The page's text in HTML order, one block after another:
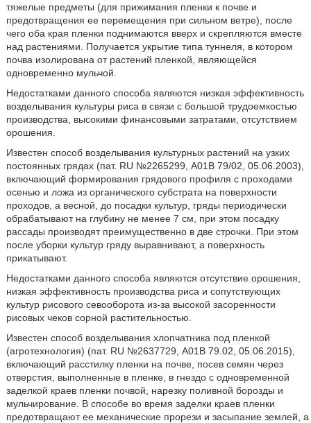
тяжелые предметы (для прижимания пленки к почве и
предотвращения ее перемещения при сильном ветре), после
чего оба края пленки поднимаются вверх и скрепляются вместе
над растениями. Получается укрытие типа туннеля, в котором
почва изолирована от растений пленкой, являющейся
одновременно мульчой.
Недостатками данного способа являются низкая эффективность
возделывания культуры риса в связи с большой трудоемкостью
производства, высокими финансовыми затратами, отсутствием
орошения.
Известен способ возделывания культурных растений на узких
постоянных грядах (пат. RU №2265299, А01В 79/02, 05.06.2003),
включающий формирования грядового профиля с проходами
осенью и ложа из органического субстрата на поверхности
проходов, а весной, до посадки культур, гряды периодически
обрабатывают на глубину не менее 7 см, при этом посадку
рассады производят преимущественно в две строчки. При этом
после уборки культур гряду выравнивают, а поверхность
прикатывают.
Недостатками данного способа являются отсутствие орошения,
низкая эффективность производства риса и сопутствующих
культур рисового севооборота из-за высокой засоренности
рисовых чеков сорной растительностью.
Известен способ возделывания хлопчатника под пленкой
(агротехнология) (пат. RU №2637729, А01В 79.02, 05.06.2015),
включающий расстилку пленки на почве, посев семян через
отверстия, выполненные в пленке, в гнездо с одновременной
заделкой краев пленки почвой, нарезку поливной борозды и
мульчирование. В способе во время заделки краев пленки
предотвращают ее механические прорези и засыпание землей, а